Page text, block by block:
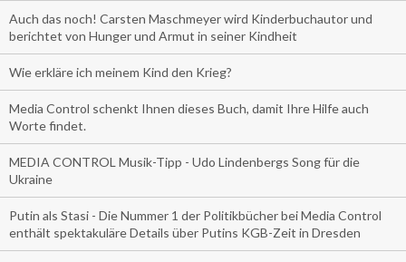
Auch das noch! Carsten Maschmeyer wird Kinderbuchautor und
berichtet von Hunger und Armut in seiner Kindheit
Wie erkläre ich meinem Kind den Krieg?
Media Control schenkt Ihnen dieses Buch, damit Ihre Hilfe auch
Worte findet.
MEDIA CONTROL Musik-Tipp - Udo Lindenbergs Song für die
Ukraine
Putin als Stasi - Die Nummer 1 der Politikbücher bei Media Control
enthält spektakuläre Details über Putins KGB-Zeit in Dresden